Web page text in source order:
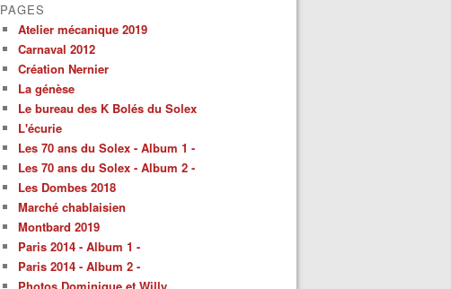
PAGES
Atelier mécanique 2019
Carnaval 2012
Création Nernier
La génèse
Le bureau des K Bolés du Solex
L'écurie
Les 70 ans du Solex - Album 1 -
Les 70 ans du Solex - Album 2 -
Les Dombes 2018
Marché chablaisien
Montbard 2019
Paris 2014 - Album 1 -
Paris 2014 - Album 2 -